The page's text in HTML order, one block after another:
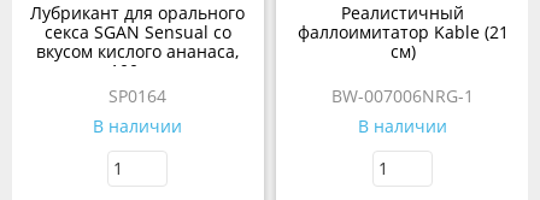
Лубрикант для орального
секса SGAN Sensual со
вкусом кислого ананаса,
100 мл
SP0164
В наличии
Реалистичный
фаллоимитатор Kable (21
см)
BW-007006NRG-1
В наличии